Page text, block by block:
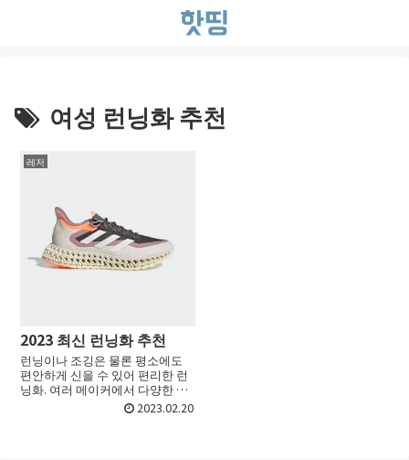
여성 런닝화 추천
레저
2023 최신 런닝화 추천
런닝이나 조깅은 물론 평소에도
편안하게 신을 수 있어 편리한 런
닝화. 여러 메이커에서 다양한 모
델이 전개되고 있습니다. 그 때문
에, 어느 것을 선택하면 좋은가 고
2023.02.20